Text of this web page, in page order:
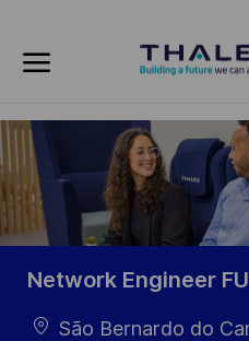
-
Network Engineer
localisation
São Bernardo do